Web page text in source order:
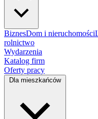
BiznesDom i nieruchomości
rolnictwo
Wydarzenia
Katalog firm
Oferty pracy
Dla mieszkańców